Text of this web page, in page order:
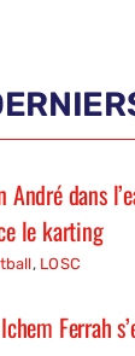
André dans
le karting
, LOSC
Ferrah